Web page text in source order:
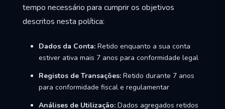
tempo necessário para cumprir os objetivos
descritos nesta política:
Dados da Conta: Retido enquanto a sua conta
estiver ativa mais 7 anos para conformidade legal
Registos de Transações: Retido durante 7 anos
para conformidade fiscal e regulamentar
Análises de Utilização: Dados agregados retidos